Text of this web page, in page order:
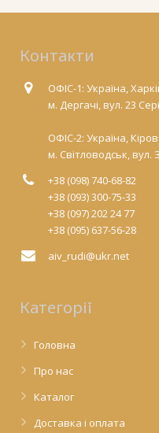
Контакти
ОФІС-1: Україна,
м. Дергачі, вул. 23
ОФІС-2: Україна,
м. Світловодськ, вул.
+38 (098) 740-68-82
+38 (093) 300-75-33
+38 (097) 202 24 77
+38 (095) 637-56-28
aiv_rudi@ukr.net
Категорії
Головна
Про нас
Каталог
Доставка і оплата